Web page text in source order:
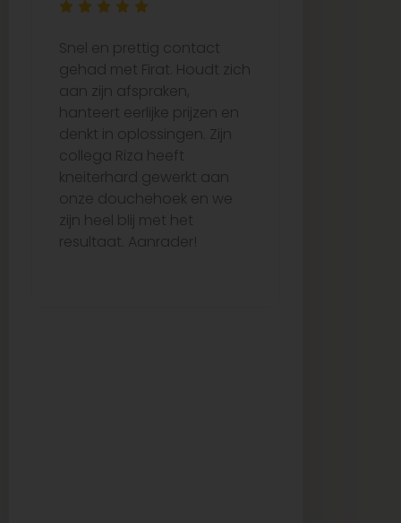
Snel en prettig contact
gehad met Firat. Houdt zich
aan zijn afspraken,
hanteert eerlijke prijzen en
denkt in oplossingen. Zijn
collega Riza heeft
kneiterhard gewerkt aan
onze douchehoek en we
zijn heel blij met het
resultaat. Aanrader!